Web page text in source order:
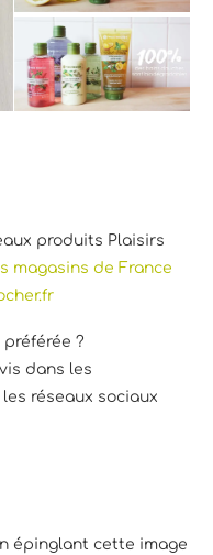
produits Plaisirs
magasins de France
?
dans les
réseaux sociaux
épinglant cette image